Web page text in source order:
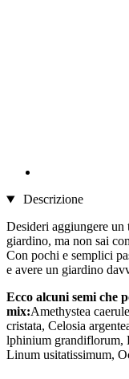
Descrizione
Desideri aggiungere
giardino, ma non sai
Con pochi e semplici
e avere un giardino
Ecco alcuni semi che
mix:​​Amethystea
cristata, Celosia
lphinium grandiflorum,
Linum usitatissimum,